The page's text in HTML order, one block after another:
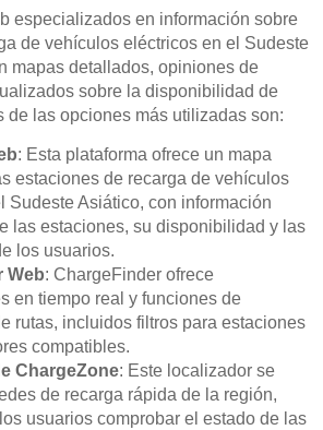
especializados en información sobre
de vehículos eléctricos en el Sudeste
mapas detallados, opiniones de
sobre la disponibilidad de
de las opciones más utilizadas son:
: Esta plataforma ofrece un mapa
estaciones de recarga de vehículos
Sudeste Asiático, con información
las estaciones, su disponibilidad y las
los usuarios.
Web: ChargeFinder ofrece
en tiempo real y funciones de
rutas, incluidos filtros para estaciones
compatibles.
ChargeZone: Este localizador se
de recarga rápida de la región,
usuarios comprobar el estado de las